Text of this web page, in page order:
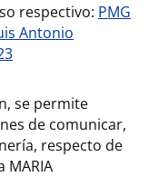
respectivo: PMG
Antonio
se permite
de comunicar,
respecto de